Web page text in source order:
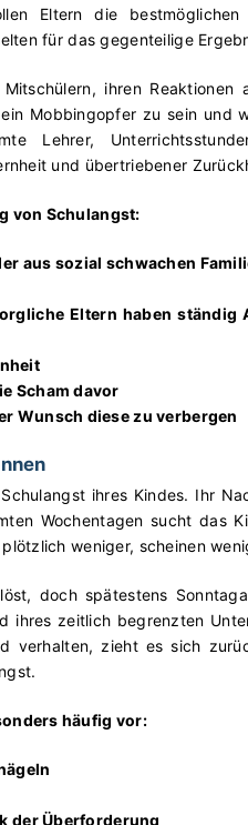
Eltern die
für das gegenteilige
ihren
Mobbingopfer zu sein und
Lehrer,
und übertriebener
von Schulangst:
aus sozial schwachen
Eltern haben
Scham davor
Wunsch diese zu verbergen
ihres Kindes. Ihr
Wochentagen sucht das
weniger, scheinen
doch spätestens
ihres zeitlich begrenzten
verhalten, zieht es sich
häufig vor:
der Überforderung